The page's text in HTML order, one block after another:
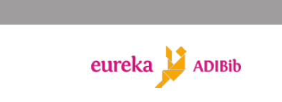
Inloggen